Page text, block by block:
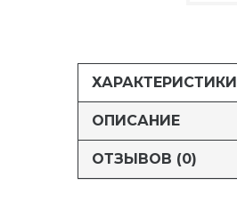
ХАРАКТЕРИСТИКИ
ОПИСАНИЕ
ОТЗЫВОВ (0)